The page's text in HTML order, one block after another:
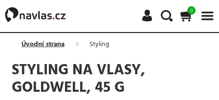
0
Úvodní strana Styling
STYLING NA VLASY,
GOLDWELL, 45 G